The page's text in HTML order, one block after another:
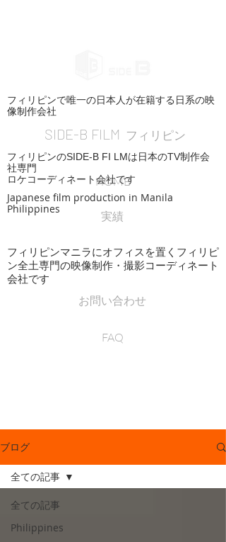
フィリピンで唯一の日本人が在籍する日系の映
像制作会社
SIDE-B FILM フィリピン
Japanese film production in Manila
Philippines
HOME
実績
フィリピンのSIDE-B FI LMは日本のTV制作会
社専門
ロケコーディネート会社です
フィリピンマニラにオフィスを置くフィリピ
ン全土専門の映像制作・撮影コーディネート
会社です
お問い合わせ
FAQ
ブログ
全ての記事
Philippines
全ての記事